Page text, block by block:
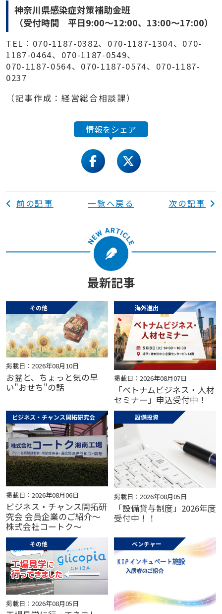
神奈川県感染症対策補助金班
（受付時間 平日9:00～12:00、13:00～17:00）
TEL：070-1187-0382、070-1187-1304、070-
1187-0464、070-1187-0549、
070-1187-0564、070-1187-0574、070-1187-
0237
（記事作成：経営総合相談課）
情報をシェア
facebooktwitter
前の記事 一覧へ戻る 次の記事
最新記事
その他
掲載日：2026年08月10日
お盆と、ちょっと気の早
い"おせち"の話
海外進出
掲載日：2026年08月07日
「ベトナムビジネス・人材
セミナー」申込受付中！
ビジネス・チャンス開拓研究会
掲載日：2026年08月06日
ビジネス・チャンス開拓研
究会 会員企業のご紹介～
株式会社コートク～
設備投資
掲載日：2026年08月05日
「設備貸与制度」2026年度
受付中！！
その他
掲載日：2026年08月05日
ベンチャー